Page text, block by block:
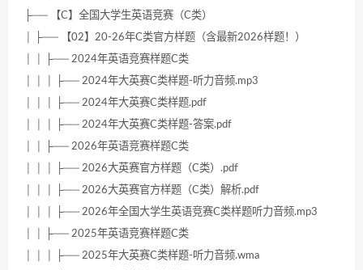
├── 【C】全国大学生英语竞赛（C类）
│ ├── 【02】20-26年C类官方样题（含最新2026样题！）
│ │ ├── 2024年英语竞赛样题C类
│ │ │ ├── 2024年大英赛C类样题-听力音频.mp3
│ │ │ ├── 2024年大英赛C类样题.pdf
│ │ │ ├── 2024年大英赛C类样题-答案.pdf
│ │ ├── 2026年英语竞赛样题C类
│ │ │ ├── 2026大英赛官方样题（C类）.pdf
│ │ │ ├── 2026大英赛官方样题（C类）解析.pdf
│ │ │ ├── 2026年全国大学生英语竞赛C类样题听力音频.mp3
│ │ ├── 2025年英语竞赛样题C类
│ │ │ ├── 2025年大英赛C类样题-听力音频.wma